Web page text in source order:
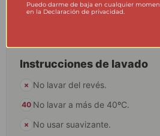
●FABRICADO EN ESPAÑA
Instrucciones de lavado
× No lavar del revés.
40 No lavar a más de 40ºC.
× No usar suavizante.
Puedo darme de baja en cualquier
en la Declaración de privacidad.